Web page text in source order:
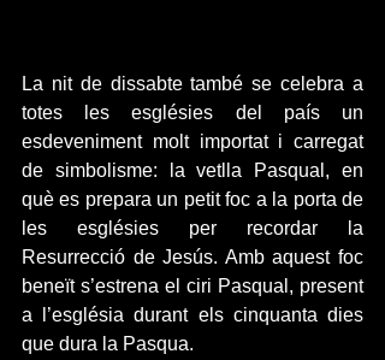
La nit de dissabte també se celebra a
totes les esglésies del país un
esdeveniment molt importat i carregat
de simbolisme: la vetlla Pasqual, en
què es prepara un petit foc a la porta de
les esglésies per recordar la
Resurrecció de Jesús. Amb aquest foc
beneït s’estrena el ciri Pasqual, present
a l’església durant els cinquanta dies
que dura la Pasqua.